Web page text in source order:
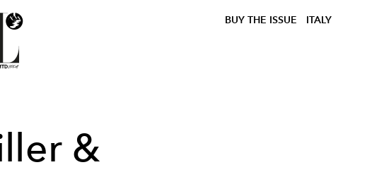
BUY THE ISSUE ITALY
&